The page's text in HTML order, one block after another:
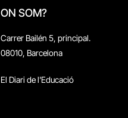
ON SOM?
Carrer Bailén 5, principal.
08010, Barcelona
El Diari de l'Educació